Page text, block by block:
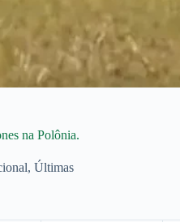
na Polônia.
, Últimas